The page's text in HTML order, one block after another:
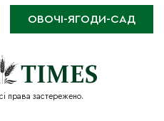
ОВОЧІ-ЯГОДИ-САД
права застережено.